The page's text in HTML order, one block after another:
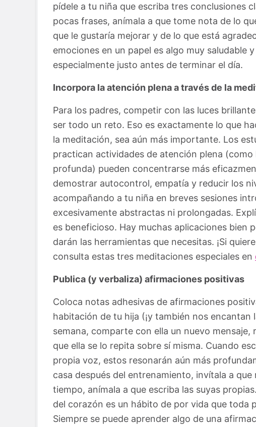
pídele a tu niña que escriba tres conclusiones
pocas frases, anímala a que tome nota de lo
que le gustaría mejorar y de lo que está
emociones en un papel es algo muy saludable
especialmente justo antes de terminar el día.
Incorpora la atención plena a través de la
Para los padres, competir con las luces
ser todo un reto. Eso es exactamente lo que
la meditación, sea aún más importante. Los
practican actividades de atención plena
profunda) pueden concentrarse más
demostrar autocontrol, empatía y reducir los
acompañando a tu niña en breves sesiones
excesivamente abstractas ni prolongadas.
es beneficioso. Hay muchas aplicaciones bien
darán las herramientas que necesitas. ¡Si
consulta estas tres meditaciones especiales en
Publica (y verbaliza) afirmaciones positivas
Coloca notas adhesivas de afirmaciones
habitación de tu hija (¡y también nos encantan
semana, comparte con ella un nuevo
que ella se lo repita sobre sí misma. Cuando
propia voz, estos resonarán aún más
casa después del entrenamiento, invítala a
tiempo, anímala a que escriba las suyas
del corazón es un hábito de por vida que toda
Siempre se puede aprender algo de una